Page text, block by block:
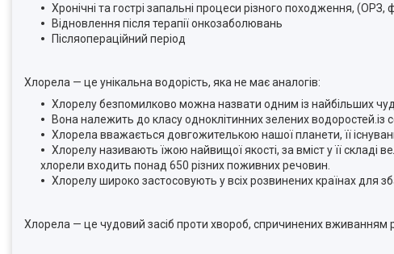
Хронічні та гострі запальні процеси різного походження, (ОРЗ,
Відновлення після терапії онкозаболювань
Післяопераційний період
Хлорела — це унікальна водорість, яка не має аналогів:
Хлорелу безпомилково можна назвати одним із найбільших
Вона належить до класу одноклітинних зелених
Хлорела вважається довгожителькою нашої планети, її
Хлорелу називають їжою найвищої якості, за вміст у її складі
хлорели входить понад 650 різних поживних речовин.
Хлорелу широко застосовують у всіх розвинених країнах для
Хлорела — це чудовий засіб проти хвороб, спричинених вживанням